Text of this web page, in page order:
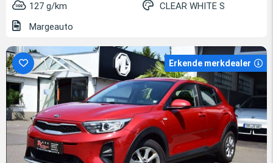
127 g/km
CLEAR WHITE S
Margeauto
Erkende merkdealer